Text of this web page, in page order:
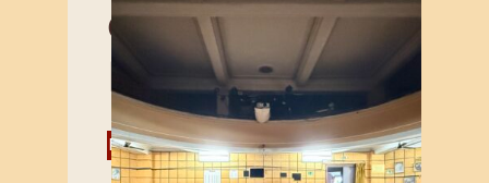
Фестивали
И Събития
Разгледайте повече